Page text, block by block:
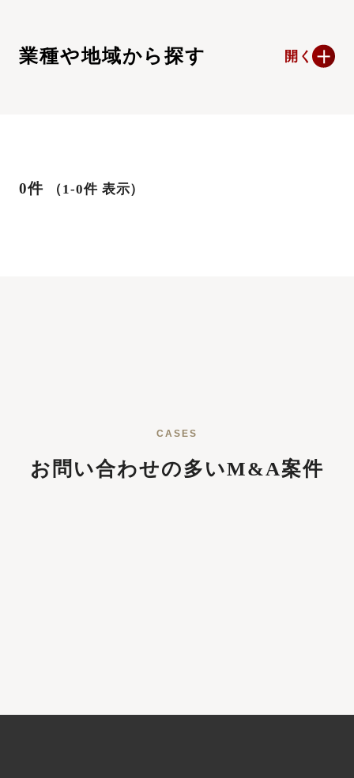
業種や地域から探す 開く
0件 （1-0件 表示）
CASES
お問い合わせの多いM&A案件